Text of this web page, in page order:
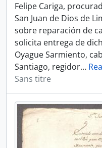
Felipe Cariga,
San Juan de Dios de
sobre reparación de
solicita entrega de
Oyague Sarmiento,
Santiago, regidor…
Sans titre